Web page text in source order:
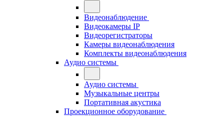
Видеонаблюдение
Видеокамеры IP
Видеорегистраторы
Камеры видеонаблюдения
Комплекты видеонаблюдения
Аудио системы
Аудио системы
Музыкальные центры
Портативная акустика
Проекционное оборудование